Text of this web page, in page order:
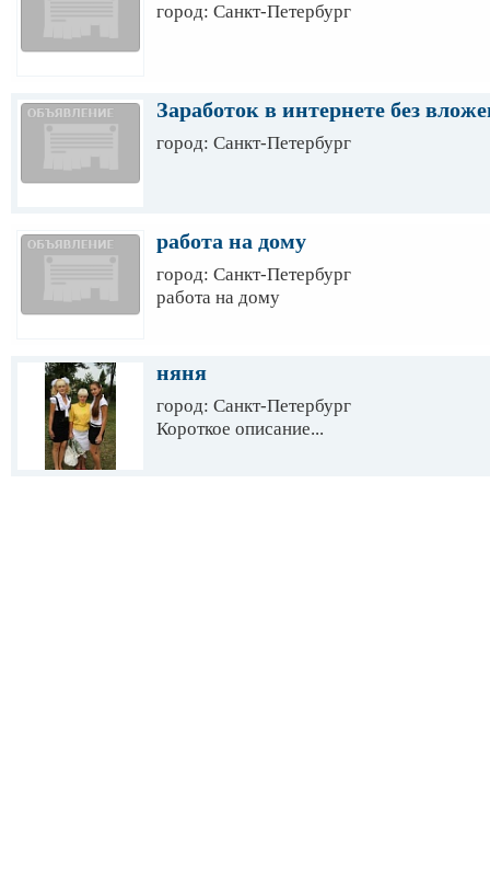
город: Санкт-Петербург
Заработок в интернете без
город: Санкт-Петербург
работа на дому
город: Санкт-Петербург
работа на дому
няня
город: Санкт-Петербург
Короткое описание...